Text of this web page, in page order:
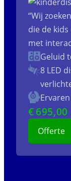
“Wij
die de
met
Geluid
8 LED
€ 695
Offerte